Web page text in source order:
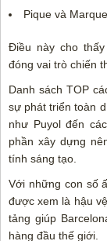
Pique và
Điều này cho
đóng vai trò chiến
Danh sách TOP
sự phát triển toàn
như Puyol đến
phần xây dựng
tính sáng tạo.
Với những con số
được xem là hậu
tảng giúp
hàng đầu thế giới.